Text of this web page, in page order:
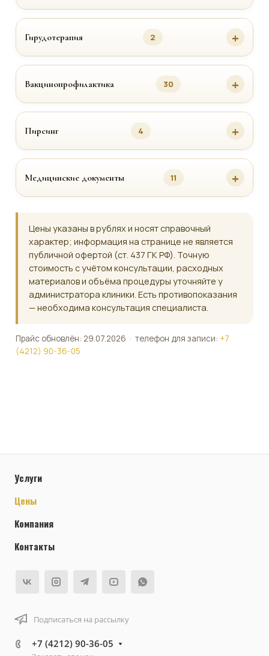
Гирудотерапия 2
Вакцинопрофилактика 30
Пирсинг 4
Медицинские документы 11
Цены указаны в рублях и носят справочный
характер; информация на странице не является
публичной офертой (ст. 437 ГК РФ). Точную
стоимость с учётом консультации, расходных
материалов и объёма процедуры уточняйте у
администратора клиники. Есть противопоказания
— необходима консультация специалиста.
Прайс обновлён: 29.07.2026 · телефон для записи: +7
(4212) 90-36-05
Услуги
Цены
Компания
Контакты
Подписаться на рассылку
+7 (4212) 90-36-05